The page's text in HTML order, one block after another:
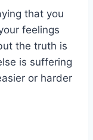
that you
feelings
the truth is
is suffering
or harder